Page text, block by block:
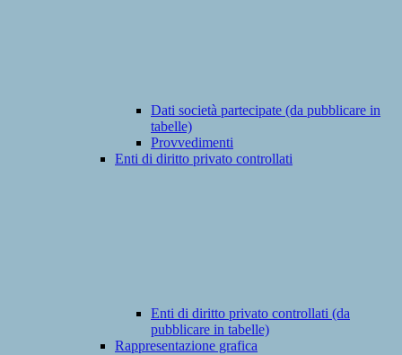
Dati società partecipate (da pubblicare in
tabelle)
Provvedimenti
Enti di diritto privato controllati
Enti di diritto privato controllati (da
pubblicare in tabelle)
Rappresentazione grafica